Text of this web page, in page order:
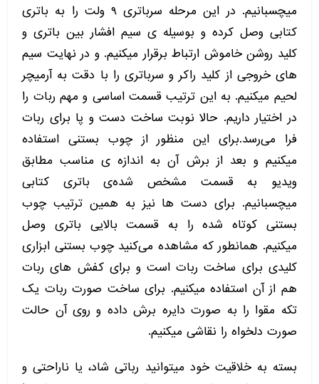
میچسبانیم. در این مرحله سرباتری ۹ ولت را به باتری
کتابی وصل کرده و بوسیله ی سیم افشار بین باتری و
کلید روشن خاموش ارتباط برقرار میکنیم. و در نهایت سیم
های خروجی از کلید راکر و سرباتری را با دقت به آرمیچر
لحیم میکنیم. به این ترتیب قسمت اساسی و مهم ربات را
در اختیار داریم. حالا نوبت ساخت دست و پا برای ربات
فرا می‌رسد.برای این منظور از چوب بستنی استفاده
میکنیم و بعد از برش آن به اندازه ی مناسب مطابق
ویدیو به قسمت مشخص شده‌ی باتری کتابی
میچسبانیم. برای دست ها نیز به همین ترتیب چوب
بستنی کوتاه شده را به قسمت بالایی باتری وصل
میکنیم. همانطور که مشاهده می‌کنید چوب بستنی ابزاری
کلیدی برای ساخت ربات است و برای کفش های ربات
هم از آن استفاده میکنیم. برای ساخت صورت ربات یک
تکه مقوا را به صورت دایره برش داده و روی آن حالت
صورت دلخواه را نقاشی میکنیم.
بسته به خلاقیت خود میتوانید رباتی شاد، یا ناراحتی و